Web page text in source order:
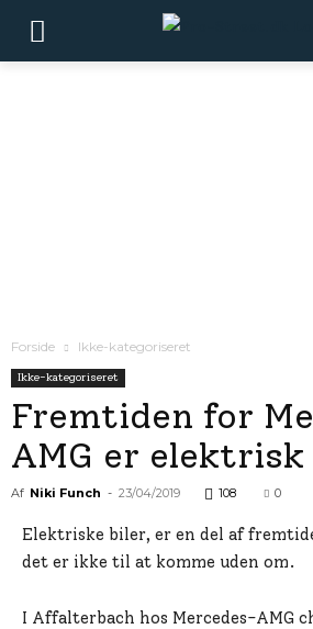
Forside Ikke-kategoriseret
Ikke-kategoriseret
Fremtiden for
AMG er elektrisk
Af Niki Funch - 23/04/2019 108 0
Elektriske biler, er en del af
det er ikke til at komme uden om.
I Affalterbach hos Mercedes-AMG